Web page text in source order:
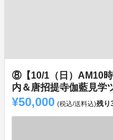
⑧【10/1（日）AM10
内＆唐招提寺伽藍見学
¥50,000 (税込/送料込)残り